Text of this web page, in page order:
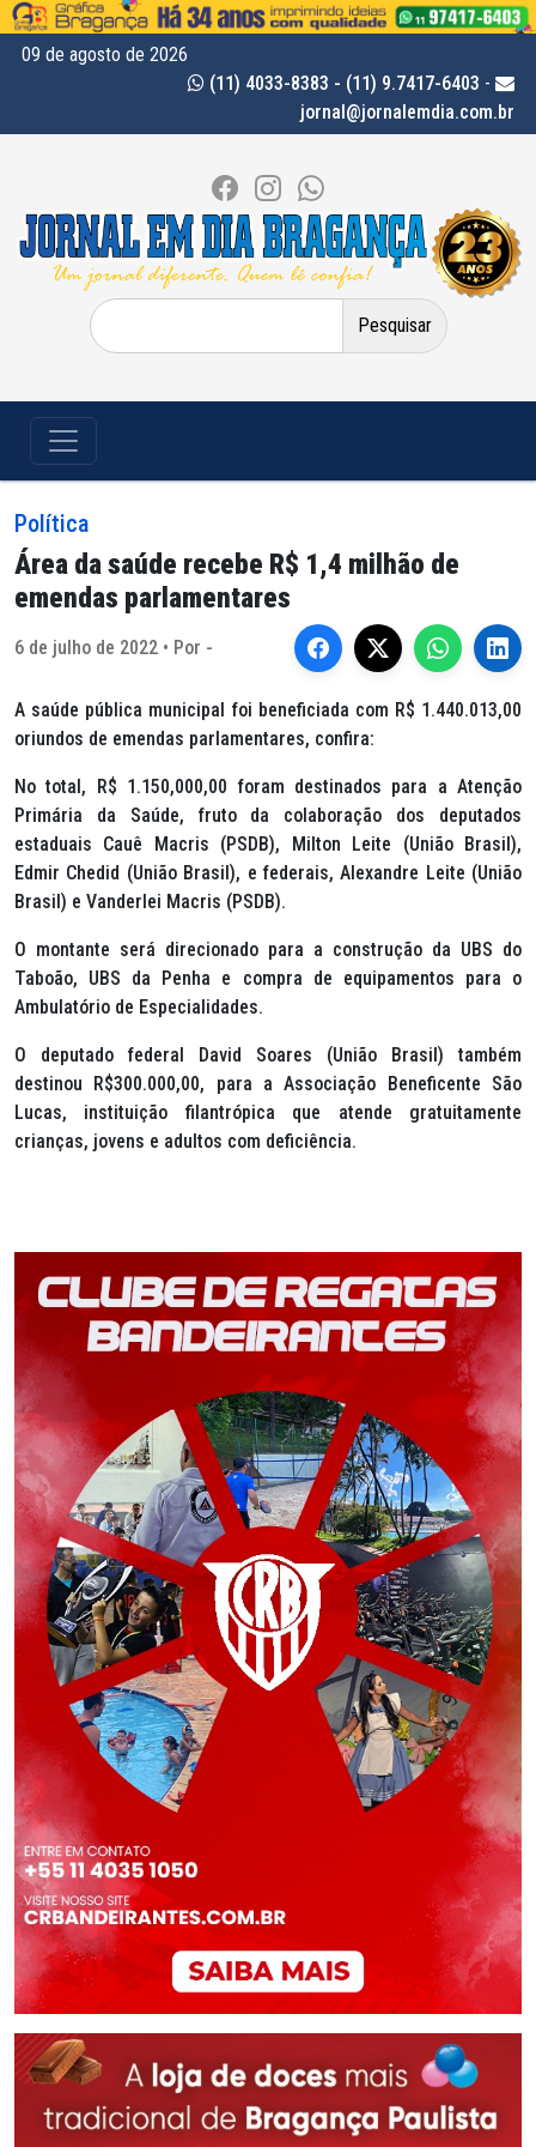
09 de agosto de 2026
(11) 4033-8383 - (11) 9.7417-6403 -
jornal@jornalemdia.com.br
Pesquisar
por:
Política
Área da saúde recebe R$ 1,4 milhão de
emendas parlamentares
6 de julho de 2022 • Por -
A saúde pública municipal foi beneficiada com R$ 1.440.013,00
oriundos de emendas parlamentares, confira:
No total, R$ 1.150,000,00 foram destinados para a Atenção
Primária da Saúde, fruto da colaboração dos deputados
estaduais Cauê Macris (PSDB), Milton Leite (União Brasil),
Edmir Chedid (União Brasil), e federais, Alexandre Leite (União
Brasil) e Vanderlei Macris (PSDB).
O montante será direcionado para a construção da UBS do
Taboão, UBS da Penha e compra de equipamentos para o
Ambulatório de Especialidades.
O deputado federal David Soares (União Brasil) também
destinou R$300.000,00, para a Associação Beneficente São
Lucas, instituição filantrópica que atende gratuitamente
crianças, jovens e adultos com deficiência.